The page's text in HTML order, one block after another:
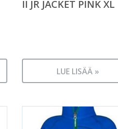
II JR JACKET PINK XL
LUE LISÄÄ »